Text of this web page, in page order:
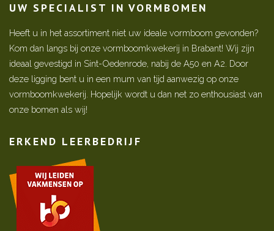
UW SPECIALIST IN VORMBOMEN
Heeft u in het assortiment niet uw ideale vormboom gevonden?
Kom dan langs bij onze vormboomkwekerij in Brabant! Wij zijn
ideaal gevestigd in Sint-Oedenrode, nabij de A50 en A2. Door
deze ligging bent u in een mum van tijd aanwezig op onze
vormboomkwekerij. Hopelijk wordt u dan net zo enthousiast van
onze bomen als wij!
ERKEND LEERBEDRIJF